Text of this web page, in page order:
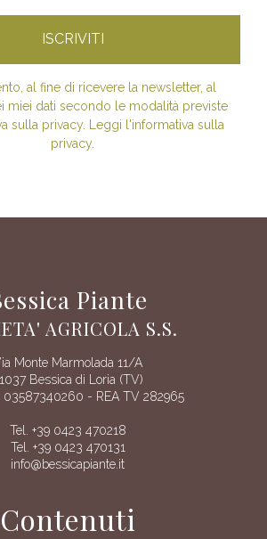
al fine di ricevere la newsletter, al
miei dati secondo le modalità previste
sulla privacy. Leggi l'informativa sulla
privacy.
Piante
AGRICOLA S.S.
Monte Marmolada 11/A
Bessica di Loria (TV)
03587340260 - REA TV 282965
Tel. +39 0423 470218
Tel. +39 0423 470131
info@bessicapiante.it
Contenuti